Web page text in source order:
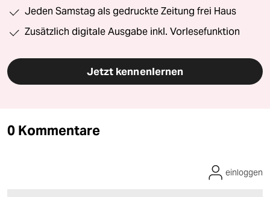
Jeden Samstag als gedruckte Zeitung frei Haus
Zusätzlich digitale Ausgabe inkl. Vorlesefunktion
Jetzt kennenlernen
0 Kommentare
einloggen